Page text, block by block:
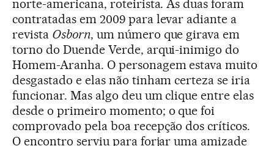
norte-americana, roteirista. As duas foram
contratadas em 2009 para levar adiante a
revista Osborn, um número que girava em
torno do Duende Verde, arqui-inimigo do
Homem-Aranha. O personagem estava muito
desgastado e elas não tinham certeza se iria
funcionar. Mas algo deu um clique entre elas
desde o primeiro momento; o que foi
comprovado pela boa recepção dos críticos.
O encontro serviu para forjar uma amizade